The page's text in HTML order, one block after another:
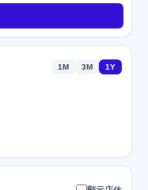
1M 3M 1Y